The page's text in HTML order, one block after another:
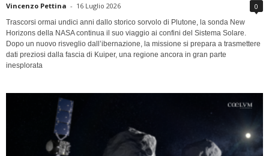
Vincenzo Pettina - 16 Luglio 2026 0
Trascorsi ormai undici anni dallo storico sorvolo di Plutone, la sonda New
Horizons della NASA continua il suo viaggio ai confini del Sistema Solare.
Dopo un nuovo risveglio dall’ibernazione, la missione si prepara a trasmettere
dati preziosi dalla fascia di Kuiper, una regione ancora in gran parte
inesplorata